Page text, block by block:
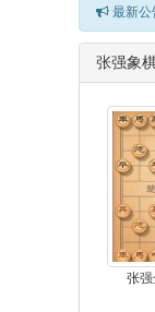
最新公
张强象
张强